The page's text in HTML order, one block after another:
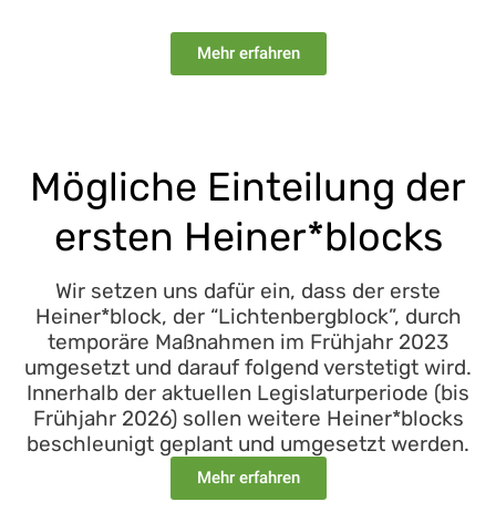
Mehr erfahren
Mögliche Einteilung der
ersten Heiner*blocks
Wir setzen uns dafür ein, dass der erste
Heiner*block, der “Lichtenbergblock”, durch
temporäre Maßnahmen im Frühjahr 2023
umgesetzt und darauf folgend verstetigt wird.
Innerhalb der aktuellen Legislaturperiode (bis
Frühjahr 2026) sollen weitere Heiner*blocks
beschleunigt geplant und umgesetzt werden.
Mehr erfahren